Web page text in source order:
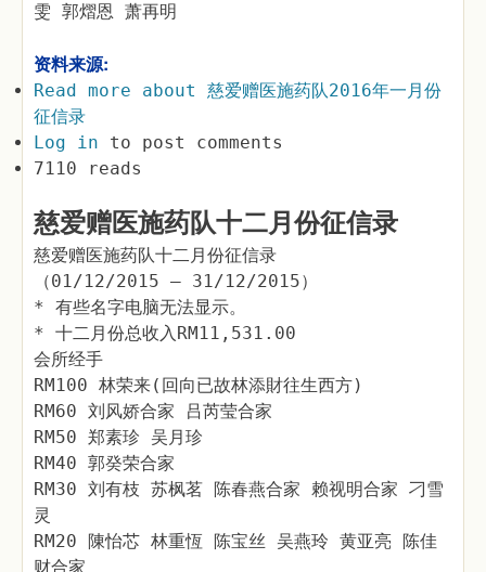
雯 郭熠恩 萧再明
资料来源:
Read more about 慈爱赠医施药队2016年一月份
征信录
Log in to post comments
7110 reads
慈爱赠医施药队十二月份征信录
慈爱赠医施药队十二月份征信录
（01/12/2015 – 31/12/2015）
* 有些名字电脑无法显示。
* 十二月份总收入RM11,531.00
会所经手
RM100 林荣来(回向已故林添財往生西方)
RM60 刘风娇合家 吕芮莹合家
RM50 郑素珍 吴月珍
RM40 郭癸荣合家
RM30 刘有枝 苏枫茗 陈春燕合家 赖视明合家 刁雪
灵
RM20 陳怡芯 林重恆 陈宝丝 吴燕玲 黄亚亮 陈佳
财合家